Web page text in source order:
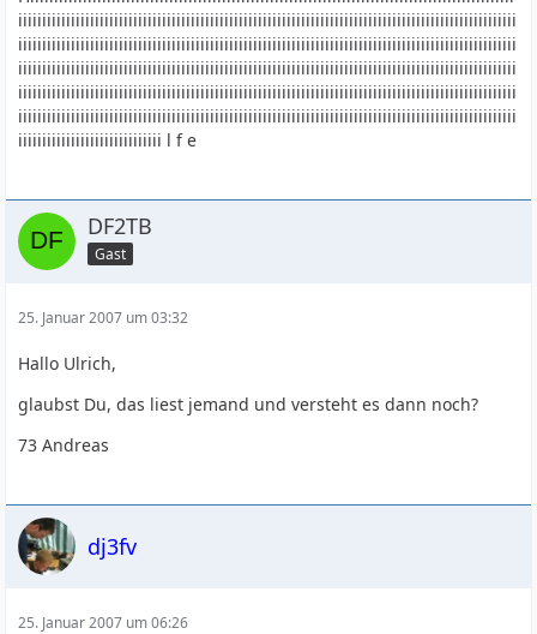
iiiiiiiiiiiiiiiiiiiiiiiiiiiiiiiiiiiiiiiiiiiiiiiiiiiiiiiiiiiiiiiiiiiiiiiiiiiiiiiiiiiiiiiiiiiiiiiiiiiiiiii
iiiiiiiiiiiiiiiiiiiiiiiiiiiiiiiiiiiiiiiiiiiiiiiiiiiiiiiiiiiiiiiiiiiiiiiiiiiiiiiiiiiiiiiiiiiiiiiiiiiiiiii
iiiiiiiiiiiiiiiiiiiiiiiiiiiiiiiiiiiiiiiiiiiiiiiiiiiiiiiiiiiiiiiiiiiiiiiiiiiiiiiiiiiiiiiiiiiiiiiiiiiiiiii
iiiiiiiiiiiiiiiiiiiiiiiiiiiiiiiiiiiiiiiiiiiiiiiiiiiiiiiiiiiiiiiiiiiiiiiiiiiiiiiiiiiiiiiiiiiiiiiiiiiiiiii
iiiiiiiiiiiiiiiiiiiiiiiiiiiiiiiiiiiiiiiiiiiiiiiiiiiiiiiiiiiiiiiiiiiiiiiiiiiiiiiiiiiiiiiiiiiiiiiiiiiiiiii
iiiiiiiiiiiiiiiiiiiiiiiiiiiiii l f e
DF2TB
Gast
25. Januar 2007 um 03:32
Hallo Ulrich,
glaubst Du, das liest jemand und versteht es dann noch?
73 Andreas
dj3fv
25. Januar 2007 um 06:26